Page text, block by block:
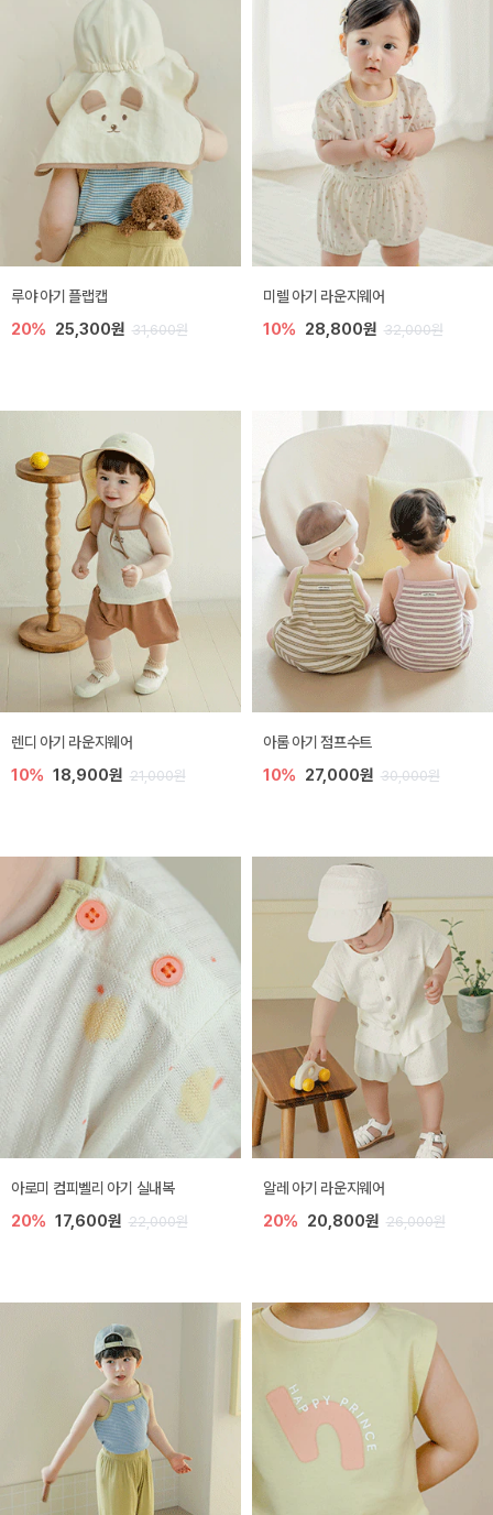
루야 아기 플랩캡
20% 25,300원 31,600원
미렐 아기 라운지웨어
10% 28,800원 32,000원
렌디 아기 라운지웨어
10% 18,900원 21,000원
아롬 아기 점프수트
10% 27,000원 30,000원
아로미 컴피벨리 아기 실내복
20% 17,600원 22,000원
알레 아기 라운지웨어
20% 20,800원 26,000원